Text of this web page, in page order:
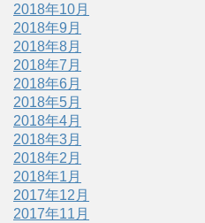
2018年10月
2018年9月
2018年8月
2018年7月
2018年6月
2018年5月
2018年4月
2018年3月
2018年2月
2018年1月
2017年12月
2017年11月